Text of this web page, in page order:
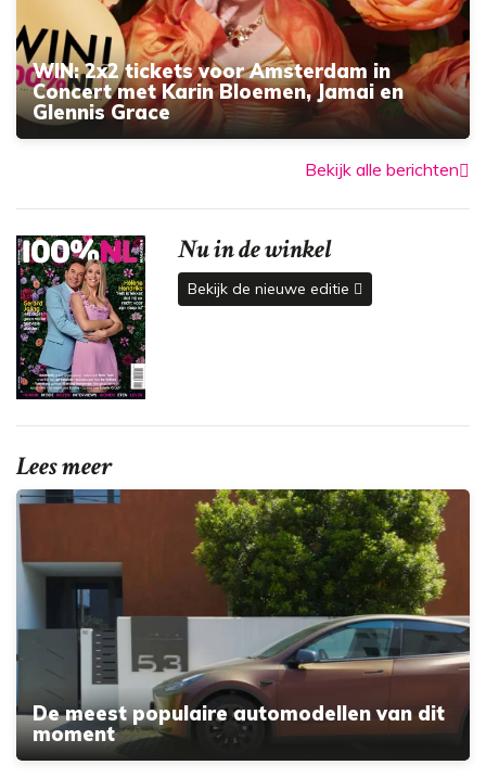
WIN: 2x2 tickets voor Amsterdam in
Concert met Karin Bloemen, Jamai en
Glennis Grace
Bekijk alle berichten
Nu in de winkel
Bekijk de nieuwe editie
Lees meer
De meest populaire automodellen van dit
moment